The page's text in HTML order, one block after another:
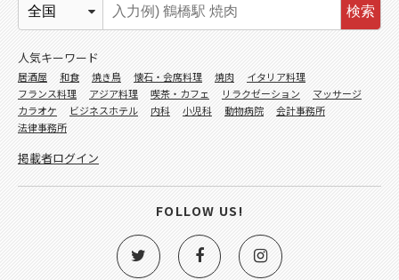
検索
人気キーワード
居酒屋 和食 焼き鳥 懐石・会席料理 焼肉
イタリア料理
フランス料理
アジア料理 喫茶・カフェ リラクゼーション
マッサージ
カラオケ
ビジネスホテル 内科 小児科 動物病院
会計事務所
法律事務所
掲載者ログイン
FOLLOW US!